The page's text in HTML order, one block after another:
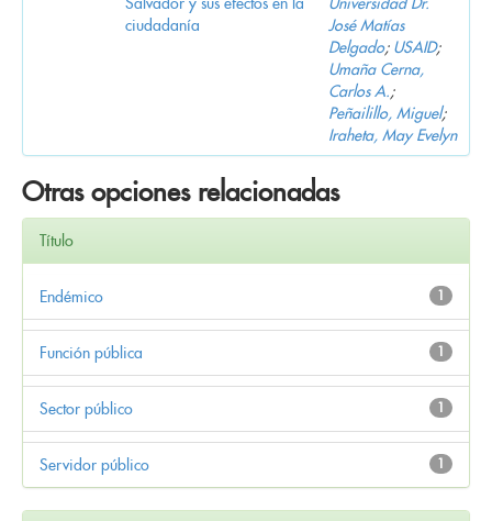
ciudadanía
José Matías
Delgado; USAID;
Umaña Cerna,
Carlos A.;
Peñailillo, Miguel;
Iraheta, May Evelyn
Otras opciones relacionadas
Título
1
Endémico
1
Función pública
1
Sector público
1
Servidor público